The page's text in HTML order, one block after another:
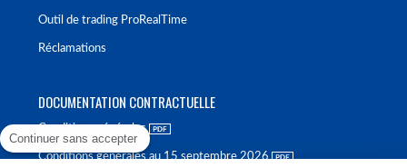
Outil de trading ProRealTime
Réclamations
DOCUMENTATION CONTRACTUELLE
Conditions générales
Conditions générales au 15 septembre 2026
Continuer sans accepter